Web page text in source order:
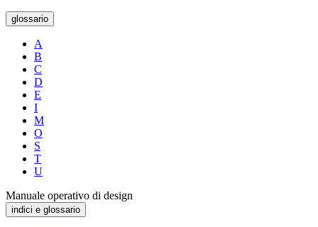
glossario
A
B
C
D
E
I
M
O
S
T
U
Manuale operativo di design
indici e glossario